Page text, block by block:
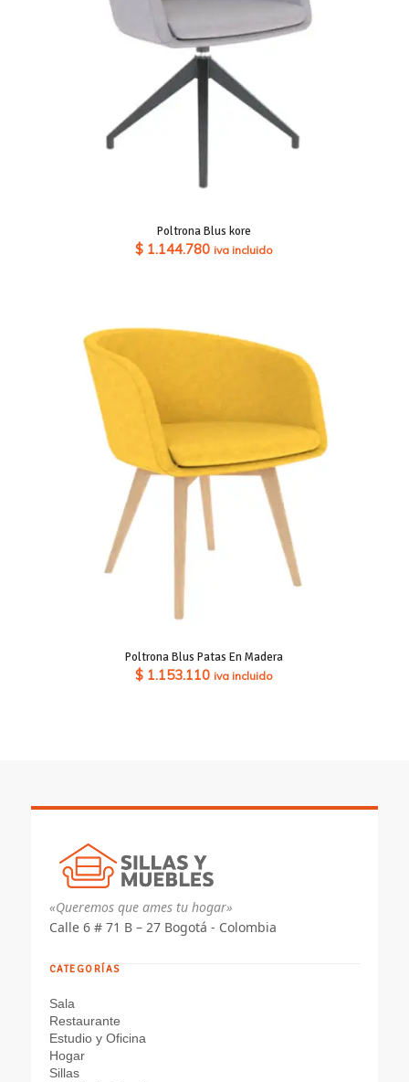
Poltrona Blus kore
$ 1.144.780 iva incluido
Poltrona Blus Patas En Madera
$ 1.153.110 iva incluido
«Queremos que ames tu hogar»
Calle 6 # 71 B – 27 Bogotá - Colombia
CATEGORÍAS
Sala
Restaurante
Estudio y Oficina
Hogar
Sillas